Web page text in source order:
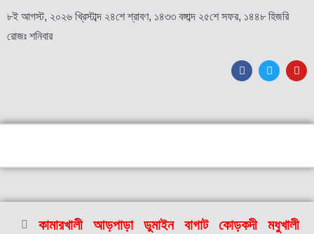
৮ই আগস্ট, ২০২৬ খ্রিস্টাব্দ ২৪শে শ্রাবণ, ১৪৩৩ বঙ্গাব্দ ২৫শে সফর, ১৪৪৮ হিজরি
রোজঃ শনিবার
কামারখালী আড়পাড়া ডুমাইন বাগাট কোড়কদী মধুখালী